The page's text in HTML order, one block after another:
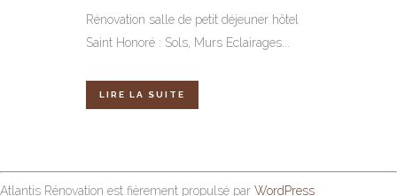
Rénovation salle de petit déjeuner hôtel
Saint Honoré : Sols, Murs Eclairages...
LIRE LA SUITE
Atlantis Rénovation est fièrement propulsé par WordPress